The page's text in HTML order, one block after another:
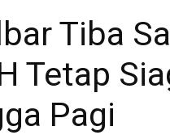
Tiba
Tetap
Pagi